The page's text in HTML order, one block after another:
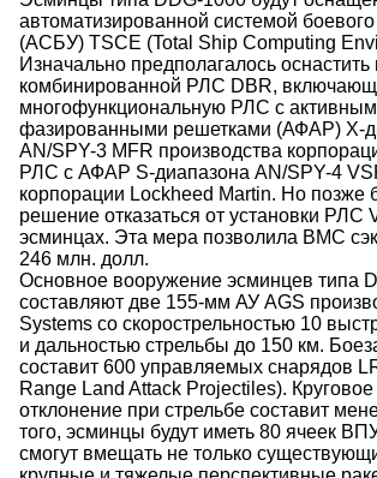
автоматизированной системой
(АСБУ) TSCE (Total Ship Computing
Изначально предполагалось оснастить
комбинированной РЛС DBR,
многофункциональную РЛС с
фазированными решетками (АФАР) X-
AN/SPY-3 MFR производства
РЛС с АФАР S-диапазона AN/SPY-4
корпорации Lockheed Martin. Но позже
решение отказаться от установки РЛС
эсминцах. Эта мера позволила ВМС
246 млн. долл.
Основное вооружение эсминцев типа
составляют две 155-мм АУ AGS
Systems со скорострельностью 10
и дальностью стрельбы до 150 км.
составит 600 управляемых снарядов
Range Land Attack Projectiles).
отклонение при стрельбе составит
того, эсминцы будут иметь 80 ячеек
смогут вмещать не только